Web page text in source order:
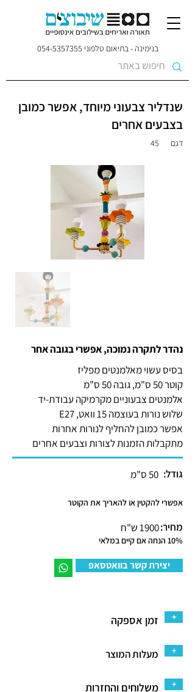
בנימינה - בתיאום טלפוני 054-5357355
שנדליר צבעוני מיוחד, אפשר כמובן
בצבעים אחרים
דגם 45
נהדר לתקרה נמוכה, אפשרי בגובה אחר
בסיס עשוי מאלמנטים מפליז
קוטר 50 ס"מ, גובה 50 ס"מ
אלמנטים צבעוניים מקרמיקה עבודת-יד
שלוש נורות בעוצמה 15 וואט, E27
אפשר כמובן להחליף לנורות אחרות
מתקבלות הזמנות לצורות וצבעים אחרים
50 ס"מ גודל:
אפשרי להקטין או להאריך את הקוטר
1900 ש"חמחיר:
10% הנחה אם קיים במלאי
יצירת קשר בוואטסאפ
זמן אספקה +
מעלות המוצר +
משלוחים והחזרות +